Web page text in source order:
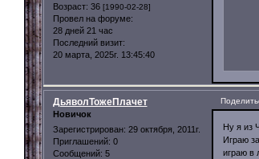
Возраст: 36 [1990-02-28]
Провел на форуме:
28 дней 21 час
Последний визит:
20 марта, 2025г. 13:45:40
ДьяволТожеПлачет
Новичок
Зарегистрирован: 29 октября, 2011г.
Приглашений: 0
Сообщений: 5
Ну я из
Играю
играю в